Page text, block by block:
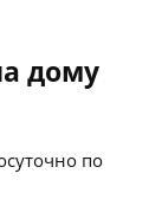
дому
по